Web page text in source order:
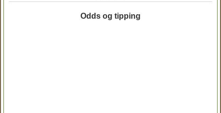
Odds og tipping